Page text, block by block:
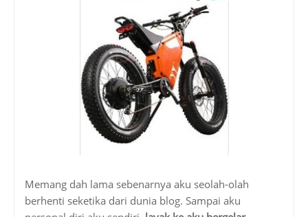
Memang dah lama sebenarnya aku seolah-olah
berhenti seketika dari dunia blog. Sampai aku